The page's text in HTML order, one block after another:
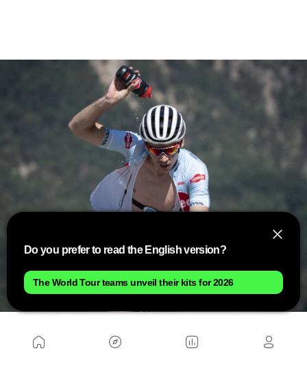
Dans tous les cas,
si vous décidez de faire du
sport par temps chaud supérieur à cette
Do you prefer to read the English version?
The World Tour teams unveil their kits for 2026